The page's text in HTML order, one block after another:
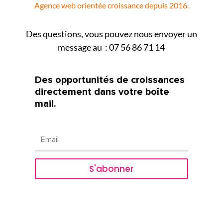
Agence web orientée croissance depuis 2016.
Des questions, vous pouvez nous envoyer un
message au : 07 56 86 71 14
Des opportunités de croissances
directement dans votre boîte
mail.
S'abonner